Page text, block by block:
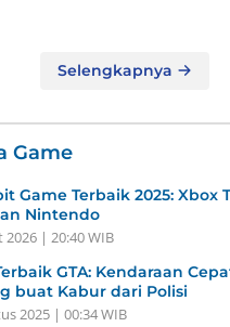
Selengkapnya
Game
Game Terbaik 2025: Xbox
Nintendo
2026 | 20:40 WIB
GTA: Kendaraan
buat Kabur dari Polisi
2025 | 00:34 WIB